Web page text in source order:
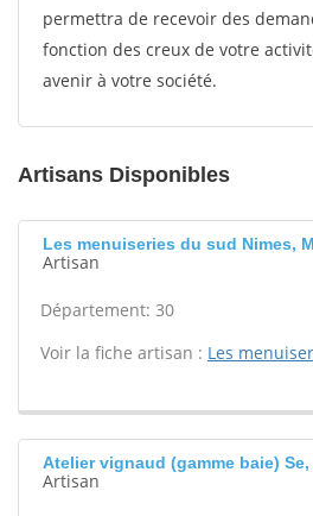
permettra de recevoir des
fonction des creux de votre
avenir à votre société.
Artisans Disponibles
Les menuiseries du sud Nimes,
Artisan
Département: 30
Voir la fiche artisan : Les
Atelier vignaud (gamme baie) Se,
Artisan